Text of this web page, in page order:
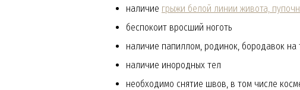
наличие грыжи белой линии живота,
беспокоит вросший ноготь
наличие папиллом, родинок, бородавок на
наличие инородных тел
необходимо снятие швов, в том числе